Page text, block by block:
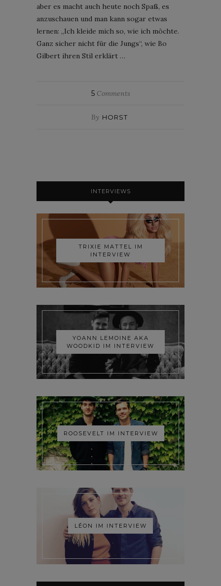
aber es macht auch heute noch Spaß, es
anzuschauen und man kann sogar etwas
lernen: „Ich kleide mich so, wie ich möchte.
Ganz sicher nicht für die Jungs“, wie Bo
Gilbert ihren Stil erklärt …
5Comments
By HORST
INTERVIEWS
TRIXIE MATTEL IM
INTERVIEW
YOANN LEMOINE AKA
WOODKID IM INTERVIEW
ROOSEVELT IM INTERVIEW
LÉON IM INTERVIEW